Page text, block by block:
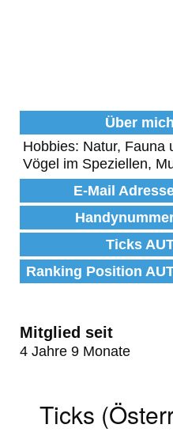
Über mich
Hobbies: Natur, Fauna
Vögel im Speziellen,
E-Mail
Ticks
Ranking Position
Mitglied seit
4 Jahre 9 Monate
Ticks